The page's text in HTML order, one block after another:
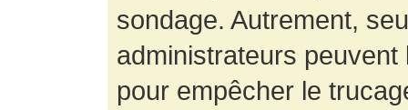
sondage. Autrement,
administrateurs
pour empêcher le